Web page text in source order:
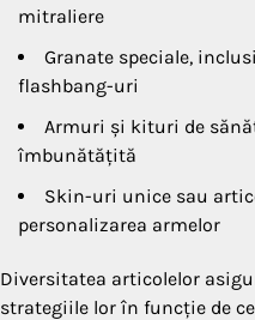
mitraliere
Granate speciale,
flashbang-uri
Armuri și kituri de
îmbunătățită
Skin-uri unice sau
personalizarea armelor
Diversitatea articolelor
strategiile lor în funcție de